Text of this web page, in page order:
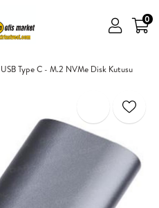
0
Type C - M.2 NVMe Disk Kutusu